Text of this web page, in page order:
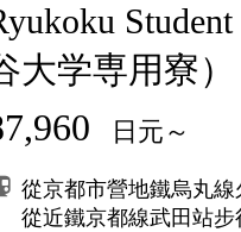
大学専用寮）
日元～
從京都市營地鐵烏丸
從近鐵京都線武田站步